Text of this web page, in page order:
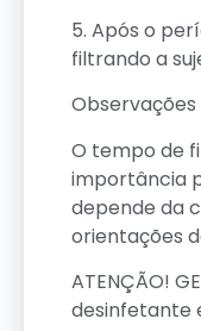
5. Após o
filtrando a
Observações
O tempo de
importância
depende da
orientações
ATENÇÃO!
desinfetante